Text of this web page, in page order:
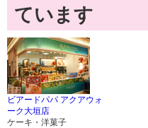
ています
ビアードパパ アクアウォ
ーク大垣店
ケーキ・洋菓子